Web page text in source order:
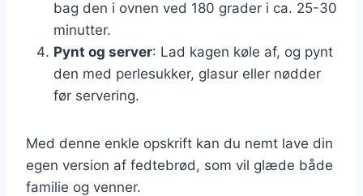
bag den i ovnen ved 180 grader i ca. 25-30
minutter.
Pynt og server: Lad kagen køle af, og pynt
den med perlesukker, glasur eller nødder
før servering.
Med denne enkle opskrift kan du nemt lave din
egen version af fedtebrød, som vil glæde både
familie og venner.